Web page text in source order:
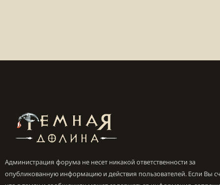
Администрация форума не несет никакой ответственности за
опубликованную информацию и действия пользователей. Если Вы